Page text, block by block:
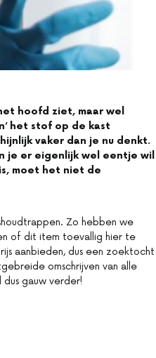
hoofd ziet, maar wel
het stof op de kast
vaker dan je nu denkt.
je er eigenlijk wel eentje wil
moet het niet de
Zo hebben we
of dit item toevallig hier te
aanbieden, dus een zoektocht
omschrijven van alle
gauw verder!